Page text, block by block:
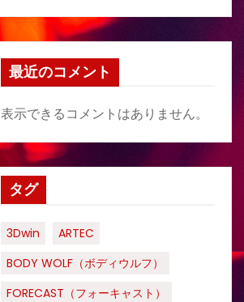
最近のコメント
表示できるコメントはありません。
タグ
3Dwin
ARTEC
BODY WOLF（ボディウルフ）
FORECAST（フォーキャスト）